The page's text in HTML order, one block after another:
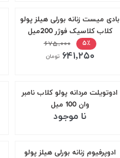
بادی میست زنانه بورلی هیلز پولو
کلاب کلاسیک فوژر 200میل
۵٪
۶۷۵,۰۰۰
۶۴۱,۲۵۰ تومان
ادوتویلت مردانه پولو کلاب نامبر
وان 100 میل
نا موجود
ادوپرفیوم زنانه بورلی هیلز پولو